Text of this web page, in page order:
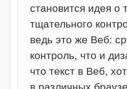
становится идея
тщательного
ведь это же Веб:
контроль, что и
что текст в Веб,